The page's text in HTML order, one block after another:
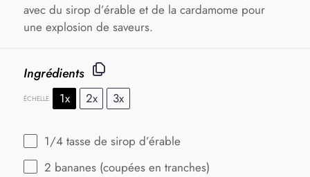
avec du sirop d’érable et de la cardamome pour
une explosion de saveurs.
Ingrédients
ÉCHELLE 1x 2x 3x
1/4 tasse de sirop d’érable
2 bananes (coupées en tranches)